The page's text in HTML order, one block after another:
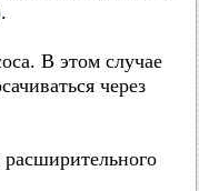
В этом случае
через